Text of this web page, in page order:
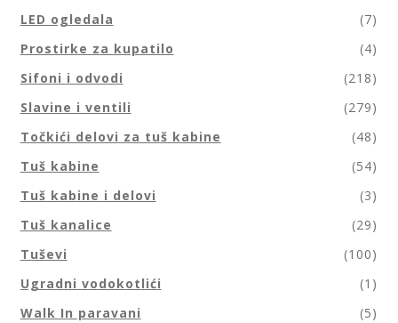
LED ogledala
(7)
Prostirke za kupatilo
(4)
Sifoni i odvodi
(218)
Slavine i ventili
(279)
Točkići delovi za tuš kabine
(48)
Tuš kabine
(54)
Tuš kabine i delovi
(3)
Tuš kanalice
(29)
Tuševi
(100)
Ugradni vodokotlići
(1)
Walk In paravani
(5)